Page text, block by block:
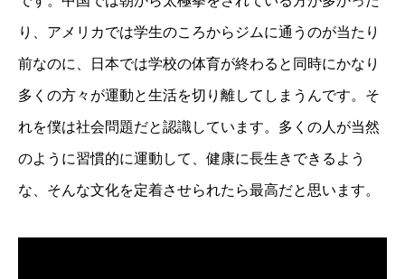
り、アメリカでは学生のころからジムに通うのが当たり
前なのに、日本では学校の体育が終わると同時にかなり
多くの方々が運動と生活を切り離してしまうんです。そ
れを僕は社会問題だと認識しています。多くの人が当然
のように習慣的に運動して、健康に長生きできるよう
な、そんな文化を定着させられたら最高だと思います。